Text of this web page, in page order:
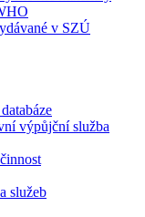
v SZÚ
výpůjční služba
služeb